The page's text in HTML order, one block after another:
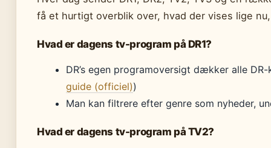
få et hurtigt overblik over, hvad der vises lige
Hvad er dagens tv-program på DR1?
DR’s egen programoversigt dækker alle
guide (officiel))
Man kan filtrere efter genre som nyheder,
Hvad er dagens tv-program på TV2?